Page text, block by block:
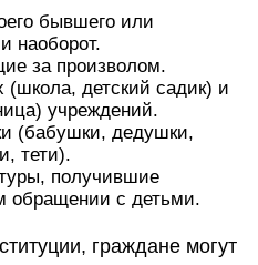
бывшего или
наоборот.
за произволом.
(школа, детский садик) и
учреждений.
(бабушки, дедушки,
тети).
получившие
обращении с детьми.
граждане могут